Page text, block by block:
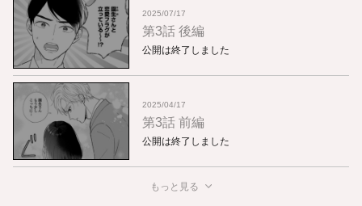
2025/07/17
第3話 後編
公開は終了しました
2025/04/17
第3話 前編
公開は終了しました
もっと見る